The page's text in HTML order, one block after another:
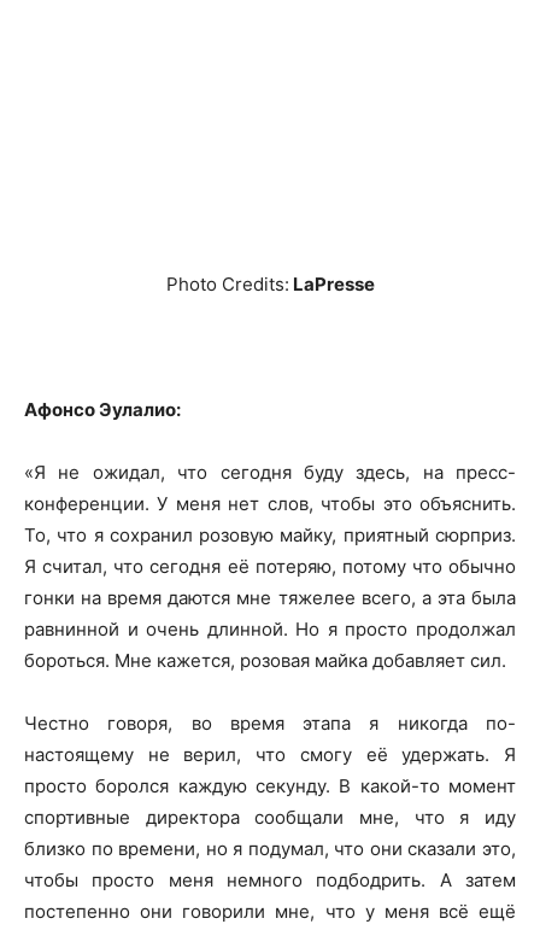
Photo Credits: LaPresse
Афонсо Эулалио:
«Я не ожидал, что сегодня буду здесь, на пресс-
конференции. У меня нет слов, чтобы это объяснить.
То, что я сохранил розовую майку, приятный сюрприз.
Я считал, что сегодня её потеряю, потому что обычно
гонки на время даются мне тяжелее всего, а эта была
равнинной и очень длинной. Но я просто продолжал
бороться. Мне кажется, розовая майка добавляет сил.
Честно говоря, во время этапа я никогда по-
настоящему не верил, что смогу её удержать. Я
просто боролся каждую секунду. В какой-то момент
спортивные директора сообщали мне, что я иду
близко по времени, но я подумал, что они сказали это,
чтобы просто меня немного подбодрить. А затем
постепенно они говорили мне, что у меня всё ещё